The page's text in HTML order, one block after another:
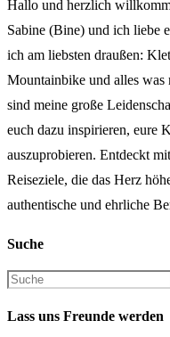
Hallo und herzlich
Sabine (Bine) und ich liebe
ich am liebsten draußen:
Mountainbike und alles
sind meine große
euch dazu inspirieren, eure
auszuprobieren. Entdeckt
Reiseziele, die das Herz
authentische und ehrliche
Suche
Lass uns Freunde werden